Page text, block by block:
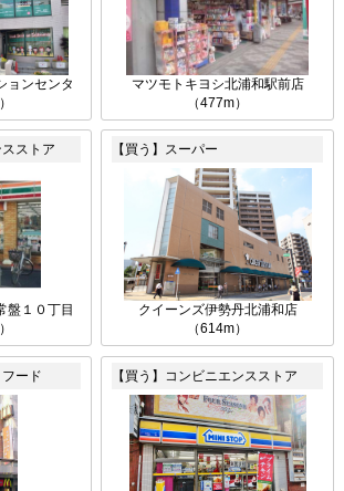
ョンセンタ
マツモトキヨシ北浦和駅前店
（477m）
スストア
盤１０丁目
【買う】スーパー
クイーンズ伊勢丹北浦和店
（614m）
フード 【買う】コンビニエンスストア